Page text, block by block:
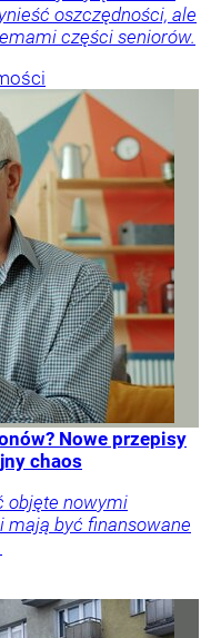
oszczędności, ale
części seniorów.
Nowe przepisy
chaos
objęte nowymi
mają być finansowane